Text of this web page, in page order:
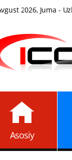
2026, Juma -
Asosiy